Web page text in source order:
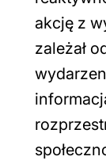
akcję z
zależał